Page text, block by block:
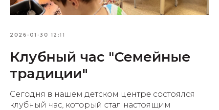
2026-01-30 12:11
Клубный час "Семейные
традиции"
Сегодня в нашем детском центре состоялся
клубный час, который стал настоящим